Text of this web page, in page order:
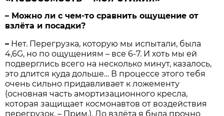
– Можно ли с чем-то сравнить ощущение от
взлёта и посадки?
– Нет. Перегрузка, которую мы испытали, была
4,6G, но по ощущениям – все 6-7. И хоть мы ей
подверглись всего на несколько минут, казалось,
это длится куда дольше… В процессе этого тебя
очень сильно придавливает к ложементу
(основная часть амортизационного кресла,
которая защищает космонавтов от воздействия
перегрузок. – Прим.). До взлёта я была прочно